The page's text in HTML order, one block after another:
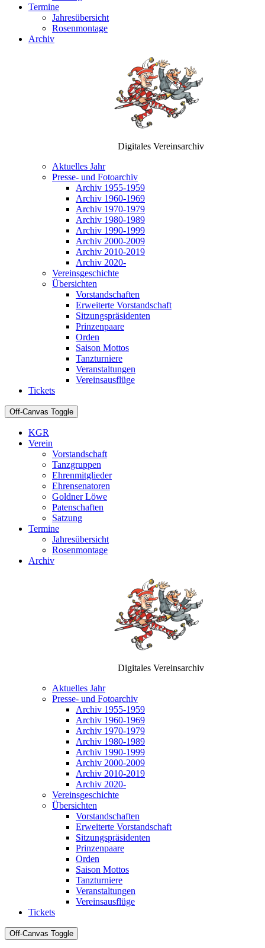
Termine
Jahresübersicht
Rosenmontage
Archiv
Digitales Vereinsarchiv
Aktuelles Jahr
Presse- und Fotoarchiv
Archiv 1955-1959
Archiv 1960-1969
Archiv 1970-1979
Archiv 1980-1989
Archiv 1990-1999
Archiv 2000-2009
Archiv 2010-2019
Archiv 2020-
Vereinsgeschichte
Übersichten
Vorstandschaften
Erweiterte Vorstandschaft
Sitzungspräsidenten
Prinzenpaare
Orden
Saison Mottos
Tanzturniere
Veranstaltungen
Vereinsausflüge
Tickets
Off-Canvas Toggle
KGR
Verein
Vorstandschaft
Tanzgruppen
Ehrenmitglieder
Ehrensenatoren
Goldner Löwe
Patenschaften
Satzung
Termine
Jahresübersicht
Rosenmontage
Archiv
Digitales Vereinsarchiv
Aktuelles Jahr
Presse- und Fotoarchiv
Archiv 1955-1959
Archiv 1960-1969
Archiv 1970-1979
Archiv 1980-1989
Archiv 1990-1999
Archiv 2000-2009
Archiv 2010-2019
Archiv 2020-
Vereinsgeschichte
Übersichten
Vorstandschaften
Erweiterte Vorstandschaft
Sitzungspräsidenten
Prinzenpaare
Orden
Saison Mottos
Tanzturniere
Veranstaltungen
Vereinsausflüge
Tickets
Off-Canvas Toggle